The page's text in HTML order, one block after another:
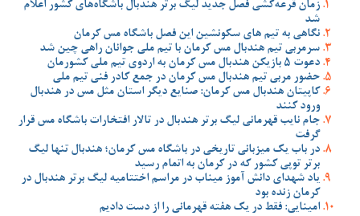
زمان قرعه‌کشی فصل جدید لیگ برتر هندبال باشگاه‌های کشور اعلام
شد
نگاهی به تیم های سکونشین این فصل باشگاه مس کرمان
سرمربی تیم هندبال مس کرمان با تیم ملی جوانان راهی چین شد
دعوت 5 بازیکن هندبال مس کرمان به اردوی تیم ملی کشورمان
حضور مربی تیم هندبال مس کرمان در جمع کادر فنی تیم ملی
کاپیتان هندبال مس کرمان: صنایع دیگر استان مثل مس در هندبال
ورود کنند
جام نایب قهرمانی لیگ برتر هندبال در تالار افتخارات باشگاه مس قرار
گرفت
در باب یک میزبانی تاریخی در باشگاه مس کرمان؛ هندبال تنها لیگ
برتر توپی کشور که در کرمان به اتمام رسید
یاد شهدای دانش آموز میناب در مراسم اختتامیه لیگ برتر هندبال در
کرمان زنده بود
امینایی: فقط در یک هفته قهرمانی را از دست دادیم